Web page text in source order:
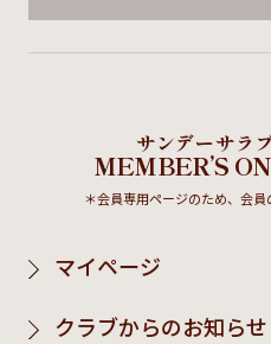
サンデーサラ
MEMBER’S
＊会員専用ページのため、会員
マイページ
クラブからのお知らせ